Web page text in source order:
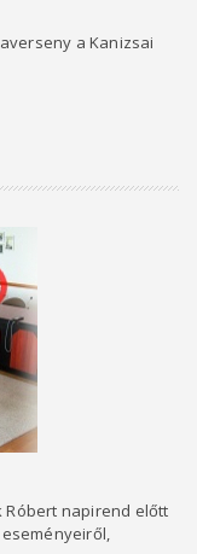
a Kanizsai
Róbert napirend előtt